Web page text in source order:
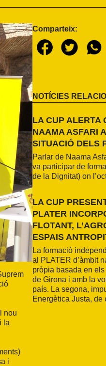
nou
la
i
Comparteix:
NOTÍCIES
LA CUP ALERTA
NAAMA ASFARI
SITUACIÓ DELS
Parlar de Naama
va participar de
de la Dignitat) on
LA CUP
PLATER
FLOTANT,
ESPAIS
La formació
al PLATER d’àmbit
pròpia basada en
de Girona i amb la
país. La segona,
Energètica Justa, de